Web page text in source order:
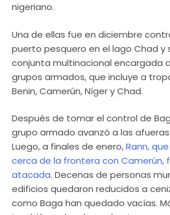
nigeriano.
Una de ellas fue en diciembre
puerto pesquero en el lago Chad y
conjunta multinacional encargada
grupos armados, que incluye a
Benin, Camerún, Níger y Chad.
Después de tomar el control de
grupo armado avanzó a las
Luego, a finales de enero,Rann,
cerca de la frontera con Camerún,
atacada. Decenas de personas
edificios quedaron reducidos a
como Baga han quedado vacías.